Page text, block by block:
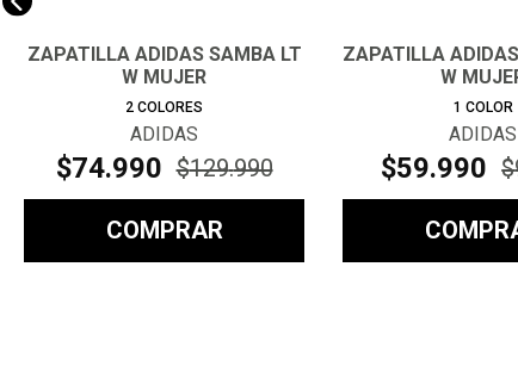
ZAPATILLA ADIDAS SAMBA LT
W MUJER
2 COLORES
ADIDAS
$74.990 $129.990
COMPRAR
ZAPATILLA
W
1 COLOR
ADIDAS
$59.990 $